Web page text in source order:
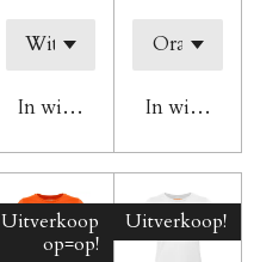
In winkelwagen
In
Uitverkoop
op=op!
Uitverkoop!